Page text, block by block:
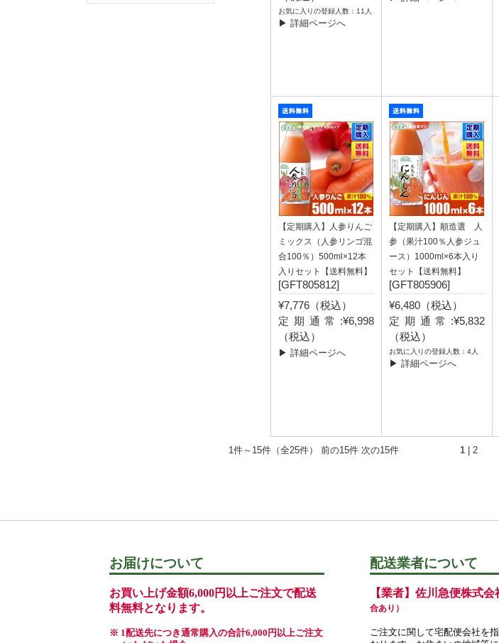
お気に入りの登録人数：11人
▶ 詳細ページへ
【定期購入】人参りんご
ミックス（人参リンゴ混
合100％）500ml×12本
入りセット【送料無料】
[GFT805812]
¥7,776（税込）
定期通常:¥6,998
（税込）
▶ 詳細ページへ
【定期購入】順造選 人
参（果汁100％人参ジュ
ース）1000ml×6本入り
セット【送料無料】
[GFT805906]
¥6,480（税込）
定期通常:¥5,832
（税込）
お気に入りの登録人数：4人
▶ 詳細ページへ
1件～15件（全25件） 前の15件 次の15件 1 2